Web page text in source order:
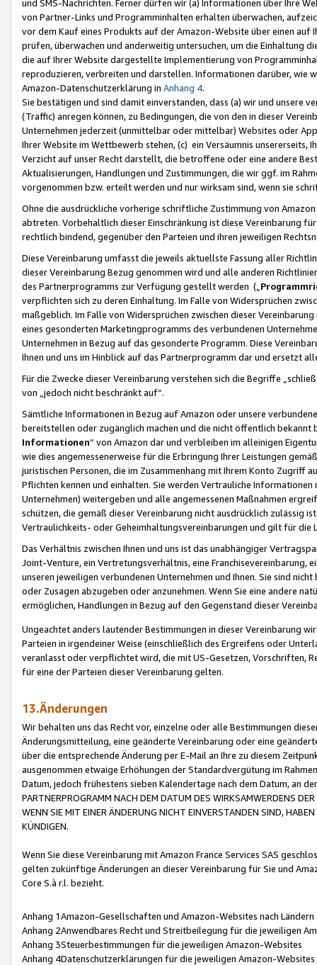
und SMS-Nachrichten. Ferner dürfen wir (a) Informationen über Ihre
von Partner-Links und Programminhalten erhalten überwachen,
vor dem Kauf eines Produkts auf der Amazon-Website über einen
prüfen, überwachen und anderweitig untersuchen, um die Einhaltung
die auf Ihrer Website dargestellte Implementierung von
reproduzieren, verbreiten und darstellen. Informationen darüber, wie
Amazon-Datenschutzerklärung in Anhang 4.
Sie bestätigen und sind damit einverstanden, dass (a) wir und
(Traffic) anregen können, zu Bedingungen, die von den in dieser
Unternehmen jederzeit (unmittelbar oder mittelbar) Websites oder
Ihrer Website im Wettbewerb stehen, (c) ein Versäumnis unsererseits,
Verzicht auf unser Recht darstellt, die betroffene oder eine andere
Aktualisierungen, Handlungen und Zustimmungen, die wir ggf. im
vorgenommen bzw. erteilt werden und nur wirksam sind, wenn sie
Ohne die ausdrückliche vorherige schriftliche Zustimmung von
abtreten. Vorbehaltlich dieser Einschränkung ist diese Vereinbarung
rechtlich bindend, gegenüber den Parteien und ihren jeweiligen
Diese Vereinbarung umfasst die jeweils aktuellste Fassung aller
dieser Vereinbarung Bezug genommen wird und alle anderen
des Partnerprogramms zur Verfügung gestellt werden („
verpflichten sich zu deren Einhaltung. Im Falle von Widersprüchen
maßgeblich. Im Falle von Widersprüchen zwischen dieser
eines gesonderten Marketingprogramms des verbundenen
Unternehmen in Bezug auf das gesonderte Programm. Diese
Ihnen und uns im Hinblick auf das Partnerprogramm dar und ersetzt
Für die Zwecke dieser Vereinbarung verstehen sich die Begriffe
von „jedoch nicht beschränkt auf“.
Sämtliche Informationen in Bezug auf Amazon oder unsere
bereitstellen oder zugänglich machen und die nicht öffentlich
Informationen“ von Amazon dar und verbleiben im alleinigen
wie dies angemessenerweise für die Erbringung Ihrer Leistungen
juristischen Personen, die im Zusammenhang mit Ihrem Konto
Pflichten kennen und einhalten. Sie werden Vertrauliche
Unternehmen) weitergeben und alle angemessenen Maßnahmen
schützen, die gemäß dieser Vereinbarung nicht ausdrücklich zulässig
Vertraulichkeits- oder Geheimhaltungsvereinbarungen und gilt für die
Das Verhältnis zwischen Ihnen und uns ist das unabhängiger
Joint-Venture, ein Vertretungsverhältnis, eine Franchisevereinbarung,
unseren jeweiligen verbundenen Unternehmen und Ihnen. Sie sind
oder Zusagen abzugeben oder anzunehmen. Wenn Sie eine andere
ermöglichen, Handlungen in Bezug auf den Gegenstand dieser
Ungeachtet anders lautender Bestimmungen in dieser Vereinbarung
Parteien in irgendeiner Weise (einschließlich des Ergreifens oder
veranlasst oder verpflichtet wird, die mit US-Gesetzen, Vorschriften,
für eine der Parteien dieser Vereinbarung gelten.
13.Änderungen
Wir behalten uns das Recht vor, einzelne oder alle Bestimmungen
Änderungsmitteilung, eine geänderte Vereinbarung oder eine
über die entsprechende Änderung per E-Mail an Ihre zu diesem
ausgenommen etwaige Erhöhungen der Standardvergütung im
Datum, jedoch frühestens sieben Kalendertage nach dem Datum, an
PARTNERPROGRAMM NACH DEM DATUM DES WIRKSAMWERDENS
WENN SIE MIT EINER ÄNDERUNG NICHT EINVERSTANDEN SIND,
KÜNDIGEN.
Wenn Sie diese Vereinbarung mit Amazon France Services SAS
gelten zukünftige Änderungen an dieser Vereinbarung für Sie und
Core S.à r.l. bezieht.
Anhang 1Amazon-Gesellschaften und Amazon-Websites nach Ländern
Anhang 2Anwendbares Recht und Streitbeilegung für die jeweiligen
Anhang 3Steuerbestimmungen für die jeweiligen Amazon-Websites
Anhang 4Datenschutzerklärungen für die jeweiligen Amazon-Websites